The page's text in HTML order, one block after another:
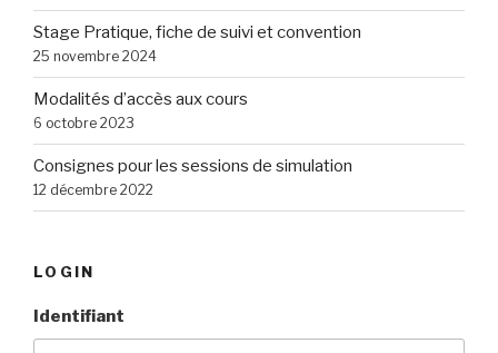
Stage Pratique, fiche de suivi et convention
25 novembre 2024
Modalités d’accès aux cours
6 octobre 2023
Consignes pour les sessions de simulation
12 décembre 2022
LOGIN
Identifiant